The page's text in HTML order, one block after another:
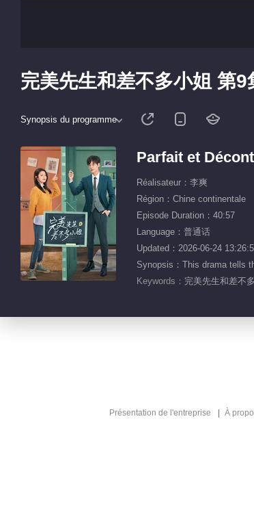
完美先生和差不多小姐 第9
Synopsis du programme
Parfait et
Réalisateur：李爽
Région：Chine continentale
Episode Duration：40:57
Language：普通话
Updated：2026-06-24
Synopsis：This drama tells
Keywords： 完美先生和差不
Présentation de l'entreprise À